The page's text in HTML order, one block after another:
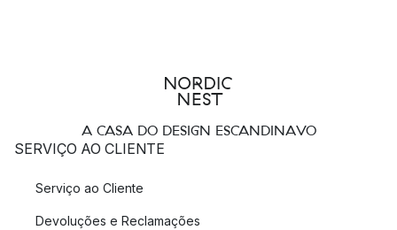
A CASA DO DESIGN ESCANDINAVO
SERVIÇO AO CLIENTE
Serviço ao Cliente
Devoluções e Reclamações